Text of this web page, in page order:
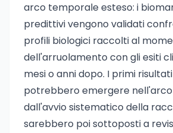
arco temporale esteso: i
predittivi vengono validati
profili biologici raccolti al
dell'arruolamento con gli esiti
mesi o anni dopo. I primi
potrebbero emergere nell'arco
dall'avvio sistematico della
sarebbero poi sottoposti a